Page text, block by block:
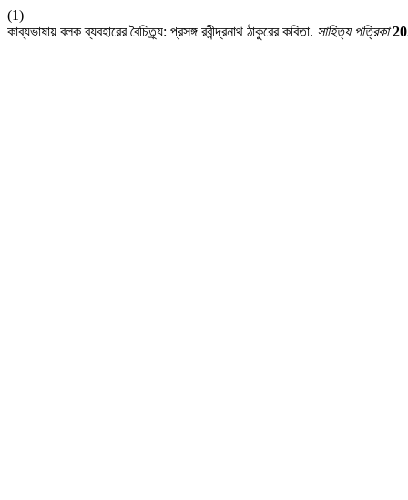
(1)
কাব্যভাষায় বলক ব্যবহারের বৈচিত্র্য: প্রসঙ্গ রবীন্দ্রনাথ ঠাকুরের কবিতা. সাহিত্য পত্রিকা